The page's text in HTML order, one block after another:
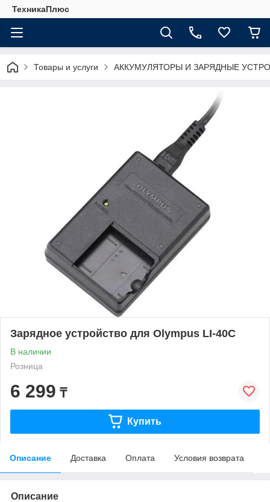
ТехникаПлюс
Товары и услуги АККУМУЛЯТОРЫ И ЗАРЯДНЫЕ
Зарядное устройство для Olympus LI-40C
В наличии
Розница
6 299 ₸
Купить
Описание Доставка Оплата Условия возврата
Описание